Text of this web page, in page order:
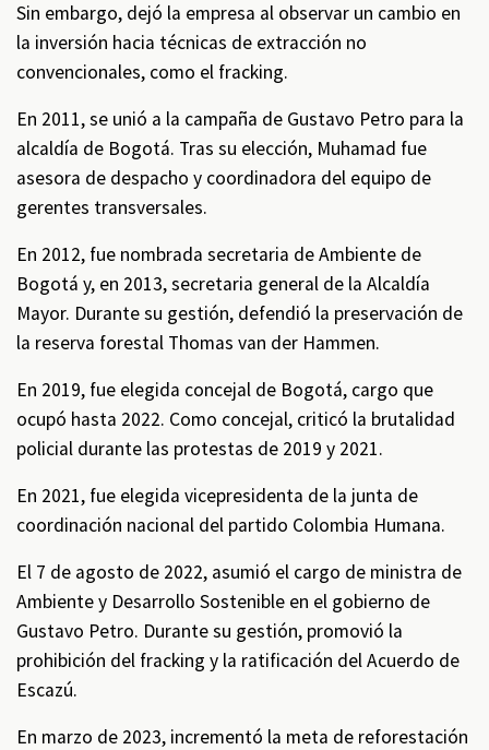
Sin embargo, dejó la empresa al observar un cambio en
la inversión hacia técnicas de extracción no
convencionales, como el fracking. ​
En 2011, se unió a la campaña de Gustavo Petro para la
alcaldía de Bogotá. Tras su elección, Muhamad fue
asesora de despacho y coordinadora del equipo de
gerentes transversales.
En 2012, fue nombrada secretaria de Ambiente de
Bogotá y, en 2013, secretaria general de la Alcaldía
Mayor. Durante su gestión, defendió la preservación de
la reserva forestal Thomas van der Hammen. ​
En 2019, fue elegida concejal de Bogotá, cargo que
ocupó hasta 2022. Como concejal, criticó la brutalidad
policial durante las protestas de 2019 y 2021.
En 2021, fue elegida vicepresidenta de la junta de
coordinación nacional del partido Colombia Humana. ​
El 7 de agosto de 2022, asumió el cargo de ministra de
Ambiente y Desarrollo Sostenible en el gobierno de
Gustavo Petro. Durante su gestión, promovió la
prohibición del fracking y la ratificación del Acuerdo de
Escazú.
En marzo de 2023, incrementó la meta de reforestación